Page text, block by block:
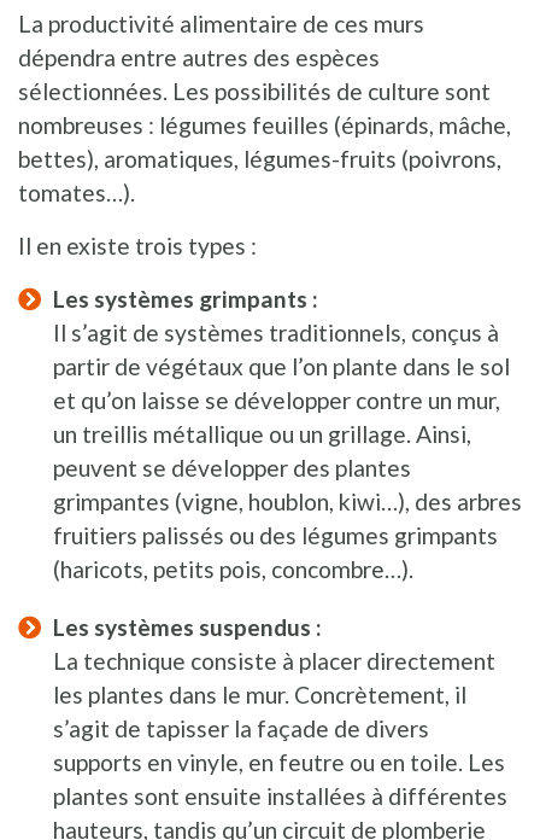
La productivité alimentaire de ces murs
dépendra entre autres des espèces
sélectionnées. Les possibilités de culture sont
nombreuses : légumes feuilles (épinards, mâche,
bettes), aromatiques, légumes-fruits (poivrons,
tomates…).
Il en existe trois types :
Les systèmes grimpants :
Il s’agit de systèmes traditionnels, conçus à
partir de végétaux que l’on plante dans le sol
et qu’on laisse se développer contre un mur,
un treillis métallique ou un grillage. Ainsi,
peuvent se développer des plantes
grimpantes (vigne, houblon, kiwi…), des arbres
fruitiers palissés ou des légumes grimpants
(haricots, petits pois, concombre…).
Les systèmes suspendus :
La technique consiste à placer directement
les plantes dans le mur. Concrètement, il
s’agit de tapisser la façade de divers
supports en vinyle, en feutre ou en toile. Les
plantes sont ensuite installées à différentes
hauteurs, tandis qu’un circuit de plomberie